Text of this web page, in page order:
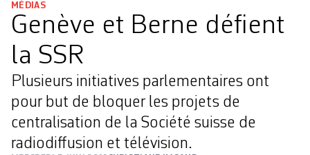
MÉDIAS
Genève et Berne défient
la SSR
Plusieurs initiatives parlementaires ont
pour but de bloquer les projets de
centralisation de la Société suisse de
radiodiffusion et télévision.